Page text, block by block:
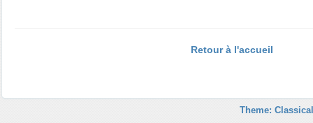
Retour à l'accueil
Theme: